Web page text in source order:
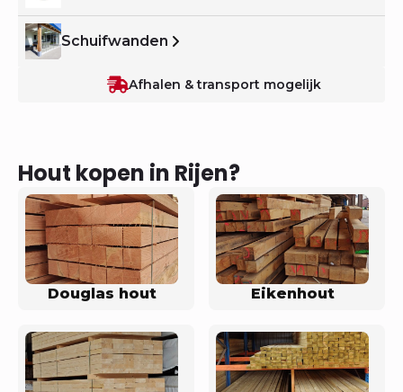
Schuifwanden
Afhalen & transport mogelijk
Hout kopen in Rijen?
Douglas hout Eikenhout